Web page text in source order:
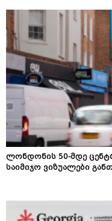
ლონდონის 50-მდე
საიმიჯო ვიზუალები